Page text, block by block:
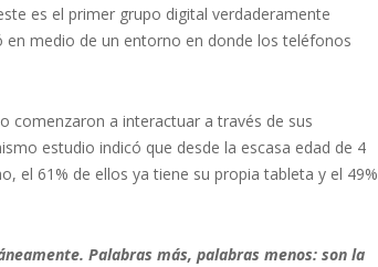
es el primer grupo digital verdaderamente
medio de un entorno en donde los teléfonos
comenzaron a interactuar a través de sus
estudio indicó que desde la escasa edad de 4
el 61% de ellos ya tiene su propia tableta y el 49%
Palabras más, palabras menos: son la